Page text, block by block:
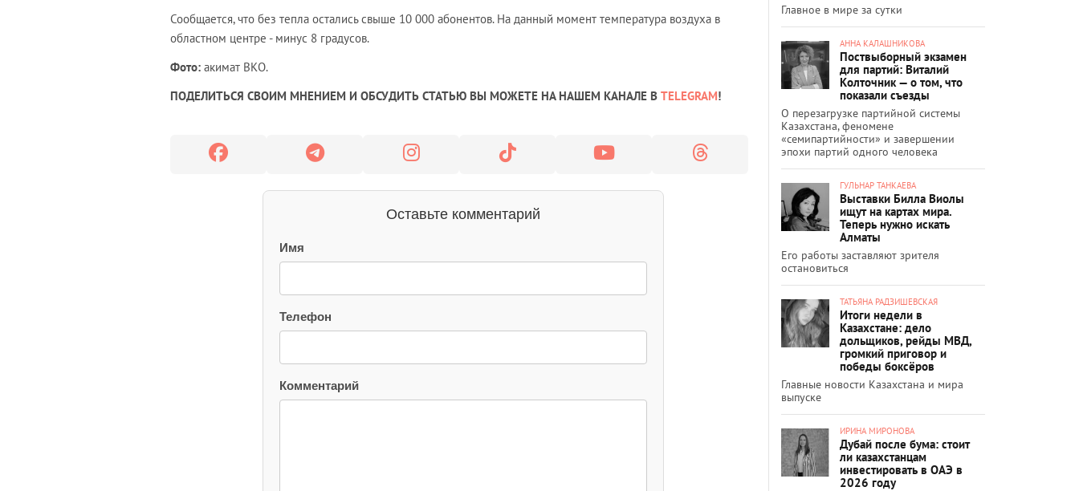
Сообщается, что без тепла остались свыше 10 000 абонентов. На данный момент температура воздуха в
областном центре - минус 8 градусов.
Фото: акимат ВКО.
ПОДЕЛИТЬСЯ СВОИМ МНЕНИЕМ И ОБСУДИТЬ СТАТЬЮ ВЫ МОЖЕТЕ НА НАШЕМ КАНАЛЕ В TELEGRAM!
Оставьте комментарий
Имя
Телефон
Комментарий
Главное в мире за сутки
АННА КАЛАШНИКОВА
Поствыборный экзамен
для партий: Виталий
Колточник — о том, что
показали съезды
О перезагрузке партийной системы
Казахстана, феномене
«семипартийности» и завершении
эпохи партий одного человека
ГУЛЬНАР ТАНКАЕВА
Выставки Билла Виолы
ищут на картах мира.
Теперь нужно искать
Алматы
Его работы заставляют зрителя
остановиться
ТАТЬЯНА РАДЗИШЕВСКАЯ
Итоги недели в
Казахстане: дело
дольщиков, рейды МВД,
громкий приговор и
победы боксёров
Главные новости Казахстана и мира
выпуске
ИРИНА МИРОНОВА
Дубай после бума: стоит
ли казахстанцам
инвестировать в ОАЭ в
2026 году